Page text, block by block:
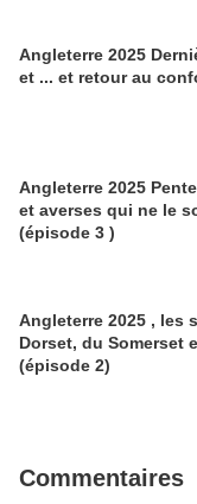
Angleterre 2025
et ... et retour au
Angleterre 2025 Pentes redoutables
et averses qui ne le
(épisode 3 )
Angleterre 2025 , les surprises du
Dorset, du Somerset
(épisode 2)
Commentaires